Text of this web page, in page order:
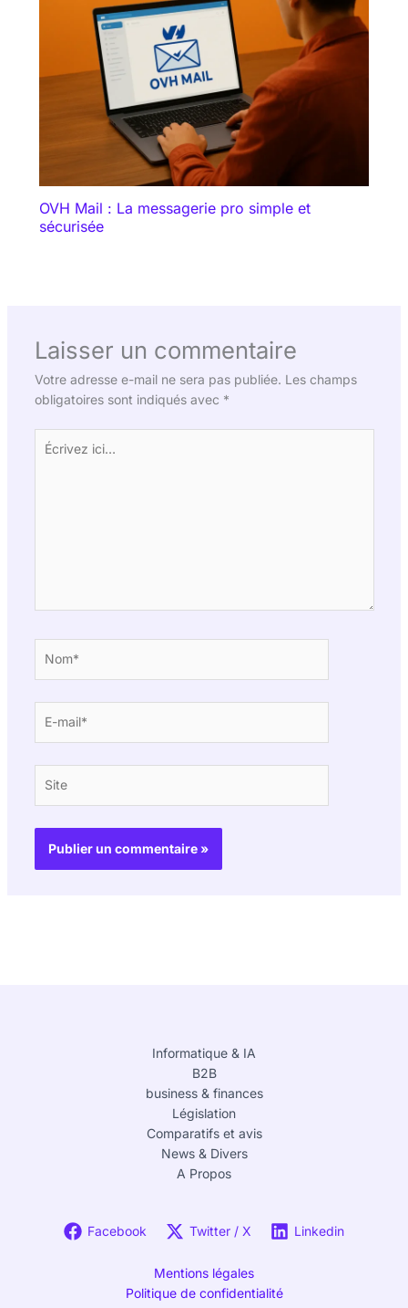
OVH Mail : La messagerie pro simple et
sécurisée
Laisser un commentaire
Votre adresse e-mail ne sera pas publiée. Les champs
obligatoires sont indiqués avec *
Écrivez
ici…
mail*
Informatique & IA
B2B
business & finances
Législation
Comparatifs et avis
News & Divers
A Propos
Facebook Twitter / X Linkedin
Mentions légales
Politique de confidentialité